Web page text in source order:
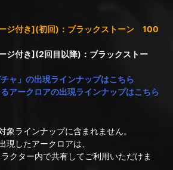
ジ付き](初回)：ブラックストーン 100
ジ付き](2回目以降)：ブラックストー
チャ」の出現ラインナップはこちら
アークロアの出現ラインナップはこちら
象ラインナップに含まれません。
現したアークロアは、
クター内で共有してご利用いただけま